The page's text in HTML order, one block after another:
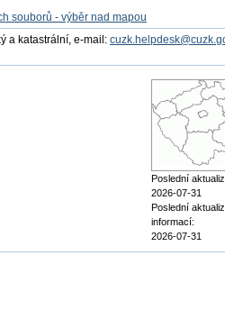
souborů - výběr nad mapou
a katastrální, e-mail:
Poslední
2026-07-31
Poslední
informací:
2026-07-31